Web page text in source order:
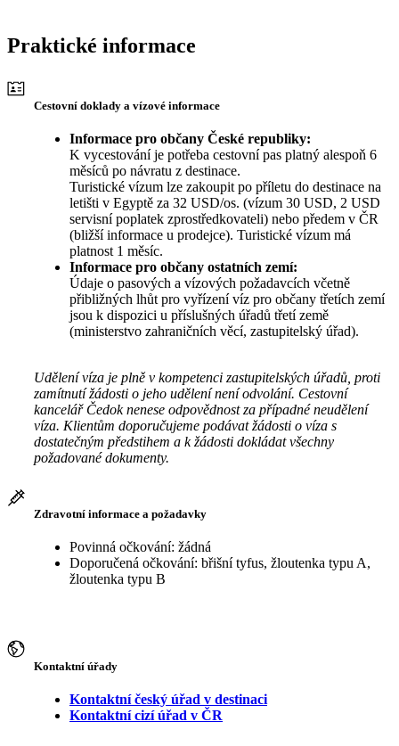
Praktické informace
Cestovní doklady a vízové informace
Informace pro občany České republiky:
K vycestování je potřeba cestovní pas platný alespoň 6
měsíců po návratu z destinace.
Turistické vízum lze zakoupit po příletu do destinace na
letišti v Egyptě za 32 USD/os. (vízum 30 USD, 2 USD
servisní poplatek zprostředkovateli) nebo předem v ČR
(bližší informace u prodejce). Turistické vízum má
platnost 1 měsíc.
Informace pro občany ostatních zemí:
Údaje o pasových a vízových požadavcích včetně
přibližných lhůt pro vyřízení víz pro občany třetích zemí
jsou k dispozici u příslušných úřadů třetí země
(ministerstvo zahraničních věcí, zastupitelský úřad).
Udělení víza je plně v kompetenci zastupitelských úřadů, proti
zamítnutí žádosti o jeho udělení není odvolání. Cestovní
kancelář Čedok nenese odpovědnost za případné neudělení
víza. Klientům doporučujeme podávat žádosti o víza s
dostatečným předstihem a k žádosti dokládat všechny
požadované dokumenty.
Zdravotní informace a požadavky
Povinná očkování: žádná
Doporučená očkování: břišní tyfus, žloutenka typu A,
žloutenka typu B
Kontaktní úřady
Kontaktní český úřad v destinaci
Kontaktní cizí úřad v ČR